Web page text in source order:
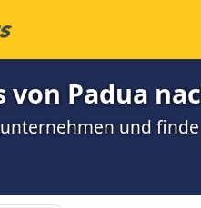
Padua
und